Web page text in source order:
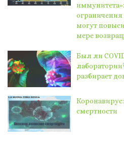
могут
мере
Был ли
разбирает
смертности